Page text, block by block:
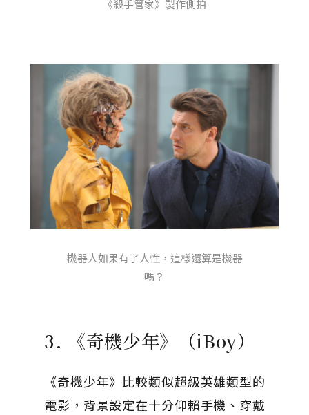
《殺手管家》製作側拍
機器人如果有了人性，這樣還算是機器
嗎？
3. 《奇機少年》（iBoy）
《奇機少年》比較類似超級英雄類型的
電影，背景設定在十分仰賴手機、穿戴